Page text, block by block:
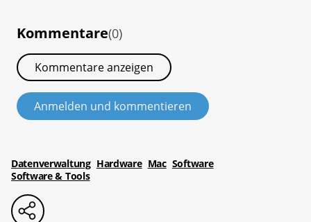
Kommentare(0)
Kommentare anzeigen
Anmelden und kommentieren
Datenverwaltung Hardware Mac Software
Software & Tools